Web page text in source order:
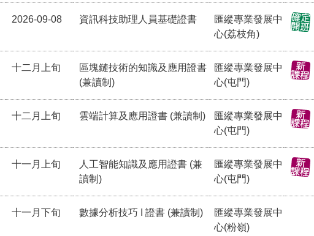
2026-09-08 資訊科技助理人員基礎證書
匯縱專業發展中
心(荔枝角)
十二月上旬
區塊鏈技術的知識及應用證書
(兼讀制)
匯縱專業發展中
心(屯門)
十二月上旬 雲端計算及應用證書 (兼讀制)
匯縱專業發展中
心(屯門)
十一月上旬
人工智能知識及應用證書 (兼
讀制)
匯縱專業發展中
心(屯門)
十一月下旬 數據分析技巧 I 證書 (兼讀制)
匯縱專業發展中
心(粉嶺)